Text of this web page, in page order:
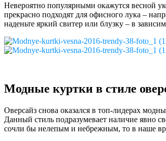
Невероятно популярными окажутся весной
прекрасно подходят для офисного лука –
наденьте яркий свитер или блузку – в
Модные куртки в стиле
Оверсайз снова оказался в топ-лидерах
Данный стиль подразумевает наличие явно
сочли бы нелепым и небрежным, то в наше